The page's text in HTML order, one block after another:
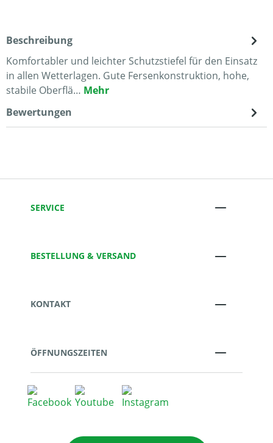
Beschreibung
Komfortabler und leichter Schutzstiefel für den Einsatz
in allen Wetterlagen. Gute Fersenkonstruktion, hohe,
stabile Oberflä… Mehr
Bewertungen
SERVICE
BESTELLUNG & VERSAND
KONTAKT
ÖFFNUNGSZEITEN